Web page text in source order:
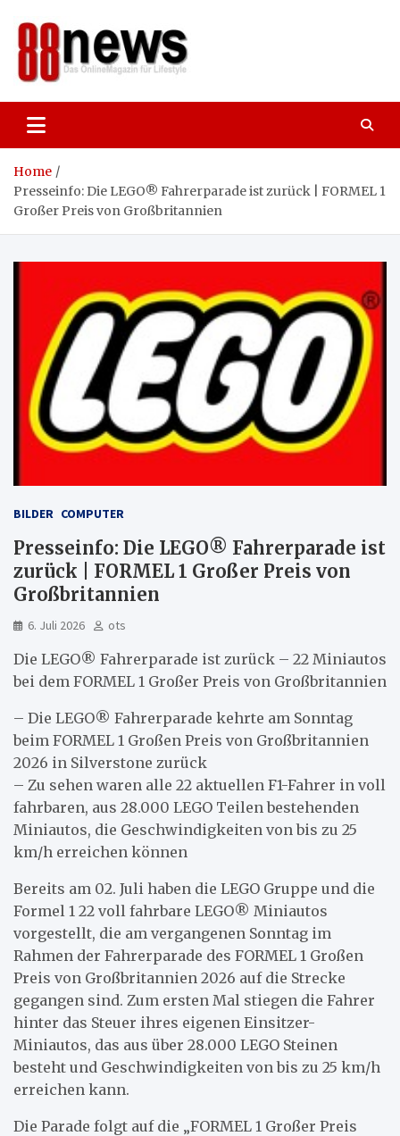
content
Home
Presseinfo: Die LEGO® Fahrerparade ist zurück | FORMEL 1
Großer Preis von Großbritannien
BILDER COMPUTER
Presseinfo: Die LEGO® Fahrerparade ist
zurück | FORMEL 1 Großer Preis von
Großbritannien
6. Juli 2026 ots
Die LEGO® Fahrerparade ist zurück – 22 Miniautos
bei dem FORMEL 1 Großer Preis von Großbritannien
– Die LEGO® Fahrerparade kehrte am Sonntag
beim FORMEL 1 Großen Preis von Großbritannien
2026 in Silverstone zurück
– Zu sehen waren alle 22 aktuellen F1-Fahrer in voll
fahrbaren, aus 28.000 LEGO Teilen bestehenden
Miniautos, die Geschwindigkeiten von bis zu 25
km/h erreichen können
Bereits am 02. Juli haben die LEGO Gruppe und die
Formel 1 22 voll fahrbare LEGO® Miniautos
vorgestellt, die am vergangenen Sonntag im
Rahmen der Fahrerparade des FORMEL 1 Großen
Preis von Großbritannien 2026 auf die Strecke
gegangen sind. Zum ersten Mal stiegen die Fahrer
hinter das Steuer ihres eigenen Einsitzer-
Miniautos, das aus über 28.000 LEGO Steinen
besteht und Geschwindigkeiten von bis zu 25 km/h
erreichen kann.
Die Parade folgt auf die „FORMEL 1 Großer Preis